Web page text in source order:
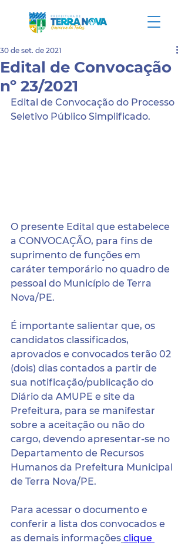
Edital de Convocação
nº 23/2021
30 de set. de 2021
Edital de Convocação do Processo
Seletivo Público Simplificado.
O presente Edital que estabelece
a CONVOCAÇÃO, para fins de
suprimento de funções em
caráter temporário no quadro de
pessoal do Município de Terra
Nova/PE.
É importante salientar que, os
candidatos classificados,
aprovados e convocados terão 02
(dois) dias contados a partir de
sua notificação/publicação do
Diário da AMUPE e site da
Prefeitura, para se manifestar
sobre a aceitação ou não do
cargo, devendo apresentar-se no
Departamento de Recursos
Humanos da Prefeitura Municipal
de Terra Nova/PE.
Para acessar o documento e
conferir a lista dos convocados e
as demais informações clique